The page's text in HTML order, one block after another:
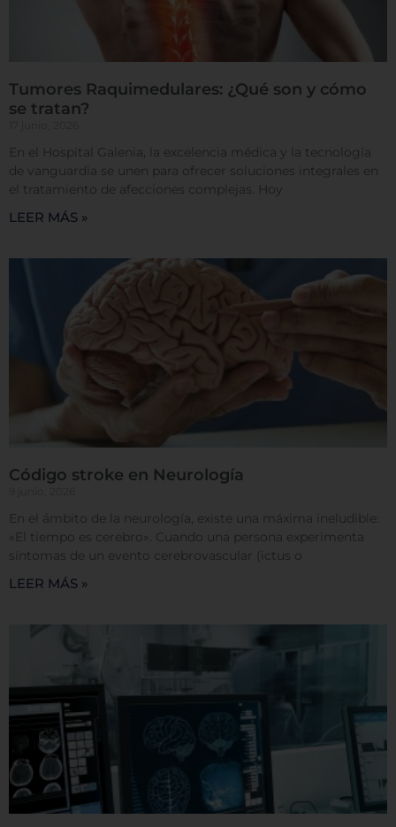
Tumores Raquimedulares: ¿Qué son y cómo
se tratan?
En el Hospital Galenia, la excelencia médica y la tecnología
de vanguardia se unen para ofrecer soluciones integrales en
el tratamiento de afecciones complejas. Hoy
LEER MÁS »
Código stroke en Neurología
En el ámbito de la neurología, existe una máxima ineludible:
«El tiempo es cerebro». Cuando una persona experimenta
síntomas de un evento cerebrovascular (ictus o
LEER MÁS »